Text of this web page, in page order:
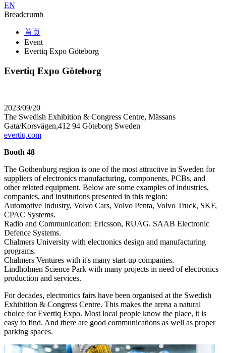
EN
Breadcrumb
首页
Event
Evertiq Expo Göteborg
Evertiq Expo Göteborg
2023/09/20
The Swedish Exhibition & Congress Centre, Mässans
Gata/Korsvägen,412 94 Göteborg Sweden
evertiq.com
Booth 48
The Gothenburg region is one of the most attractive in Sweden for
suppliers of electronics manufacturing, components, PCBs, and
other related equipment. Below are some examples of industries,
companies, and institutions presented in this region:
Automotive Industry, Volvo Cars, Volvo Penta, Volvo Truck, SKF,
CPAC Systems.
Radio and Communication: Ericsson, RUAG. SAAB Electronic
Defence Systems.
Chalmers University with electronics design and manufacturing
programs.
Chalmers Ventures with it's many start-up companies.
Lindholmen Science Park with many projects in need of electronics
production and services.
For decades, electronics fairs have been organised at the Swedish
Exhibition & Congress Centre. This makes the arena a natural
choice for Evertiq Expo. Most local people know the place, it is
easy to find. And there are good communications as well as proper
parking spaces.